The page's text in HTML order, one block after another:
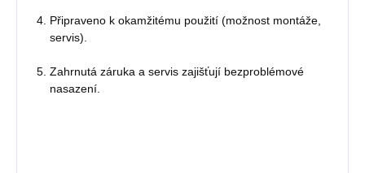
Připraveno k okamžitému použití (možnost montáže,
servis).
Zahrnutá záruka a servis zajišťují bezproblémové
nasazení.